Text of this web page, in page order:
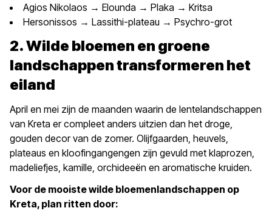
Agios Nikolaos → Elounda → Plaka → Kritsa
Hersonissos → Lassithi-plateau → Psychro-grot
2. Wilde bloemen en groene
landschappen transformeren het
eiland
April en mei zijn de maanden waarin de lentelandschappen
van Kreta er compleet anders uitzien dan het droge,
gouden decor van de zomer. Olijfgaarden, heuvels,
plateaus en kloofingangengen zijn gevuld met klaprozen,
madeliefjes, kamille, orchideeën en aromatische kruiden.
Voor de mooiste wilde bloemenlandschappen op
Kreta, plan ritten door: